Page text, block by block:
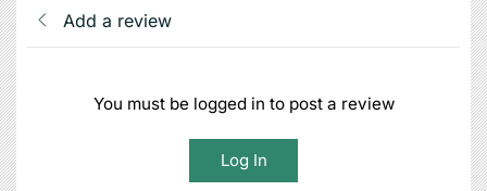
Add a review
You must be logged in to post a review
Log In